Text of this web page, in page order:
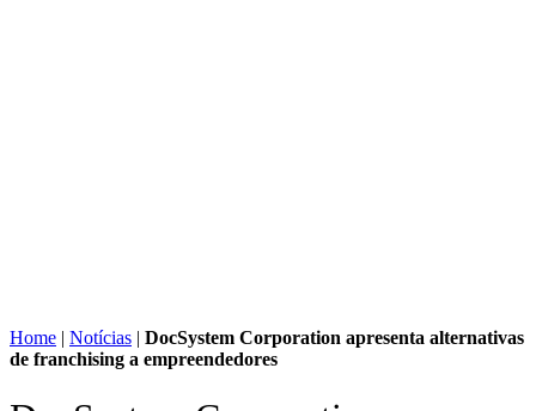
Home | Notícias | DocSystem Corporation apresenta alternativas
de franchising a empreendedores